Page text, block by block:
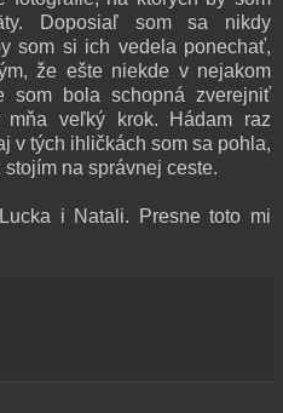
Doposiaľ som sa nikdy
som si ich vedela ponechať,
že ešte niekde v nejakom
som bola schopná zverejniť
veľký krok. Hádam raz
v tých ihličkách som sa pohla,
na správnej ceste.
i Natali. Presne toto mi